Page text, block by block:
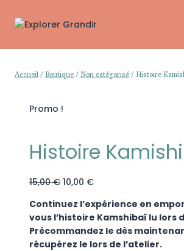
contenu
Accueil / Boutique / Non catégorisé / Histoire
Promo !
Histoire
15,00€ Le
initial
était :
15,00 €.
10,00 €Le
actuel
est :
10,00 €.
Continuez l’expérience en
vous l’histoire Kamshibaï lu lors
Précommandez le dès
récupérez le lors de l’atelier.